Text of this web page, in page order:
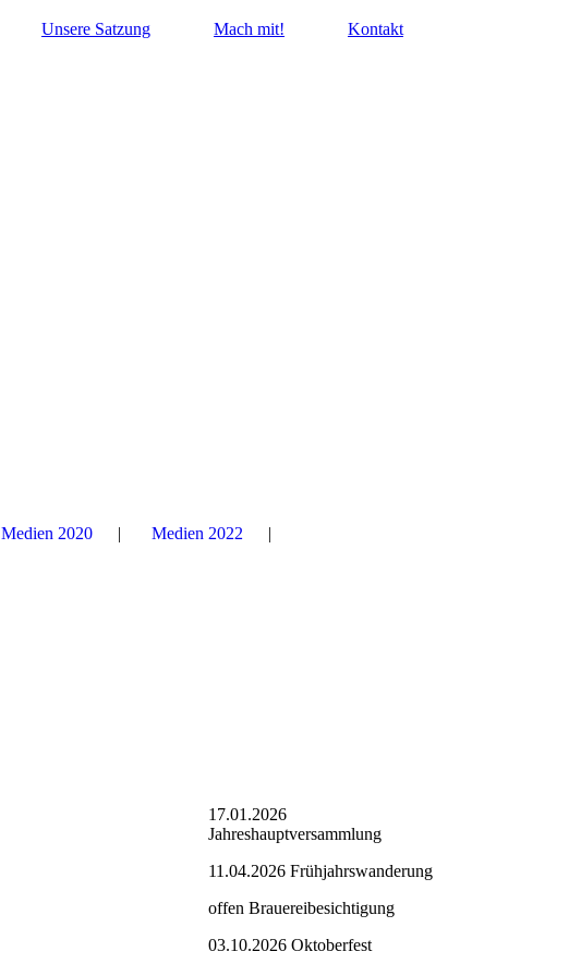
Unsere Satzung Mach mit! Kontakt
Medien 2020 Medien 2022
17.01.2026
Jahreshauptversammlung
11.04.2026 Frühjahrswanderung
offen Brauereibesichtigung
03.10.2026 Oktoberfest